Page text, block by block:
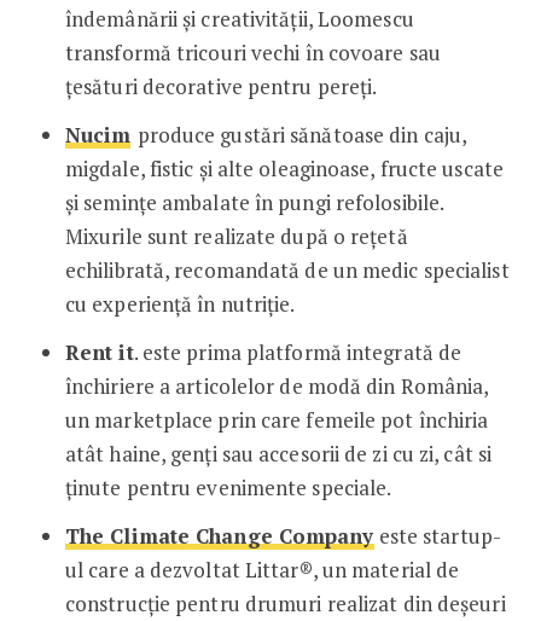
îndemânării și creativității, Loomescu
transformă tricouri vechi în covoare sau
țesături decorative pentru pereți.
Nucim produce gustări sănătoase din caju,
migdale, fistic și alte oleaginoase, fructe uscate
și semințe ambalate în pungi refolosibile.
Mixurile sunt realizate după o rețetă
echilibrată, recomandată de un medic specialist
cu experiență în nutriție.
Rent it. este prima platformă integrată de
închiriere a articolelor de modă din România,
un marketplace prin care femeile pot închiria
atât haine, genți sau accesorii de zi cu zi, cât si
ținute pentru evenimente speciale.
The Climate Change Companyeste startup-
ul care a dezvoltat Littar®, un material de
construcție pentru drumuri realizat din deșeuri